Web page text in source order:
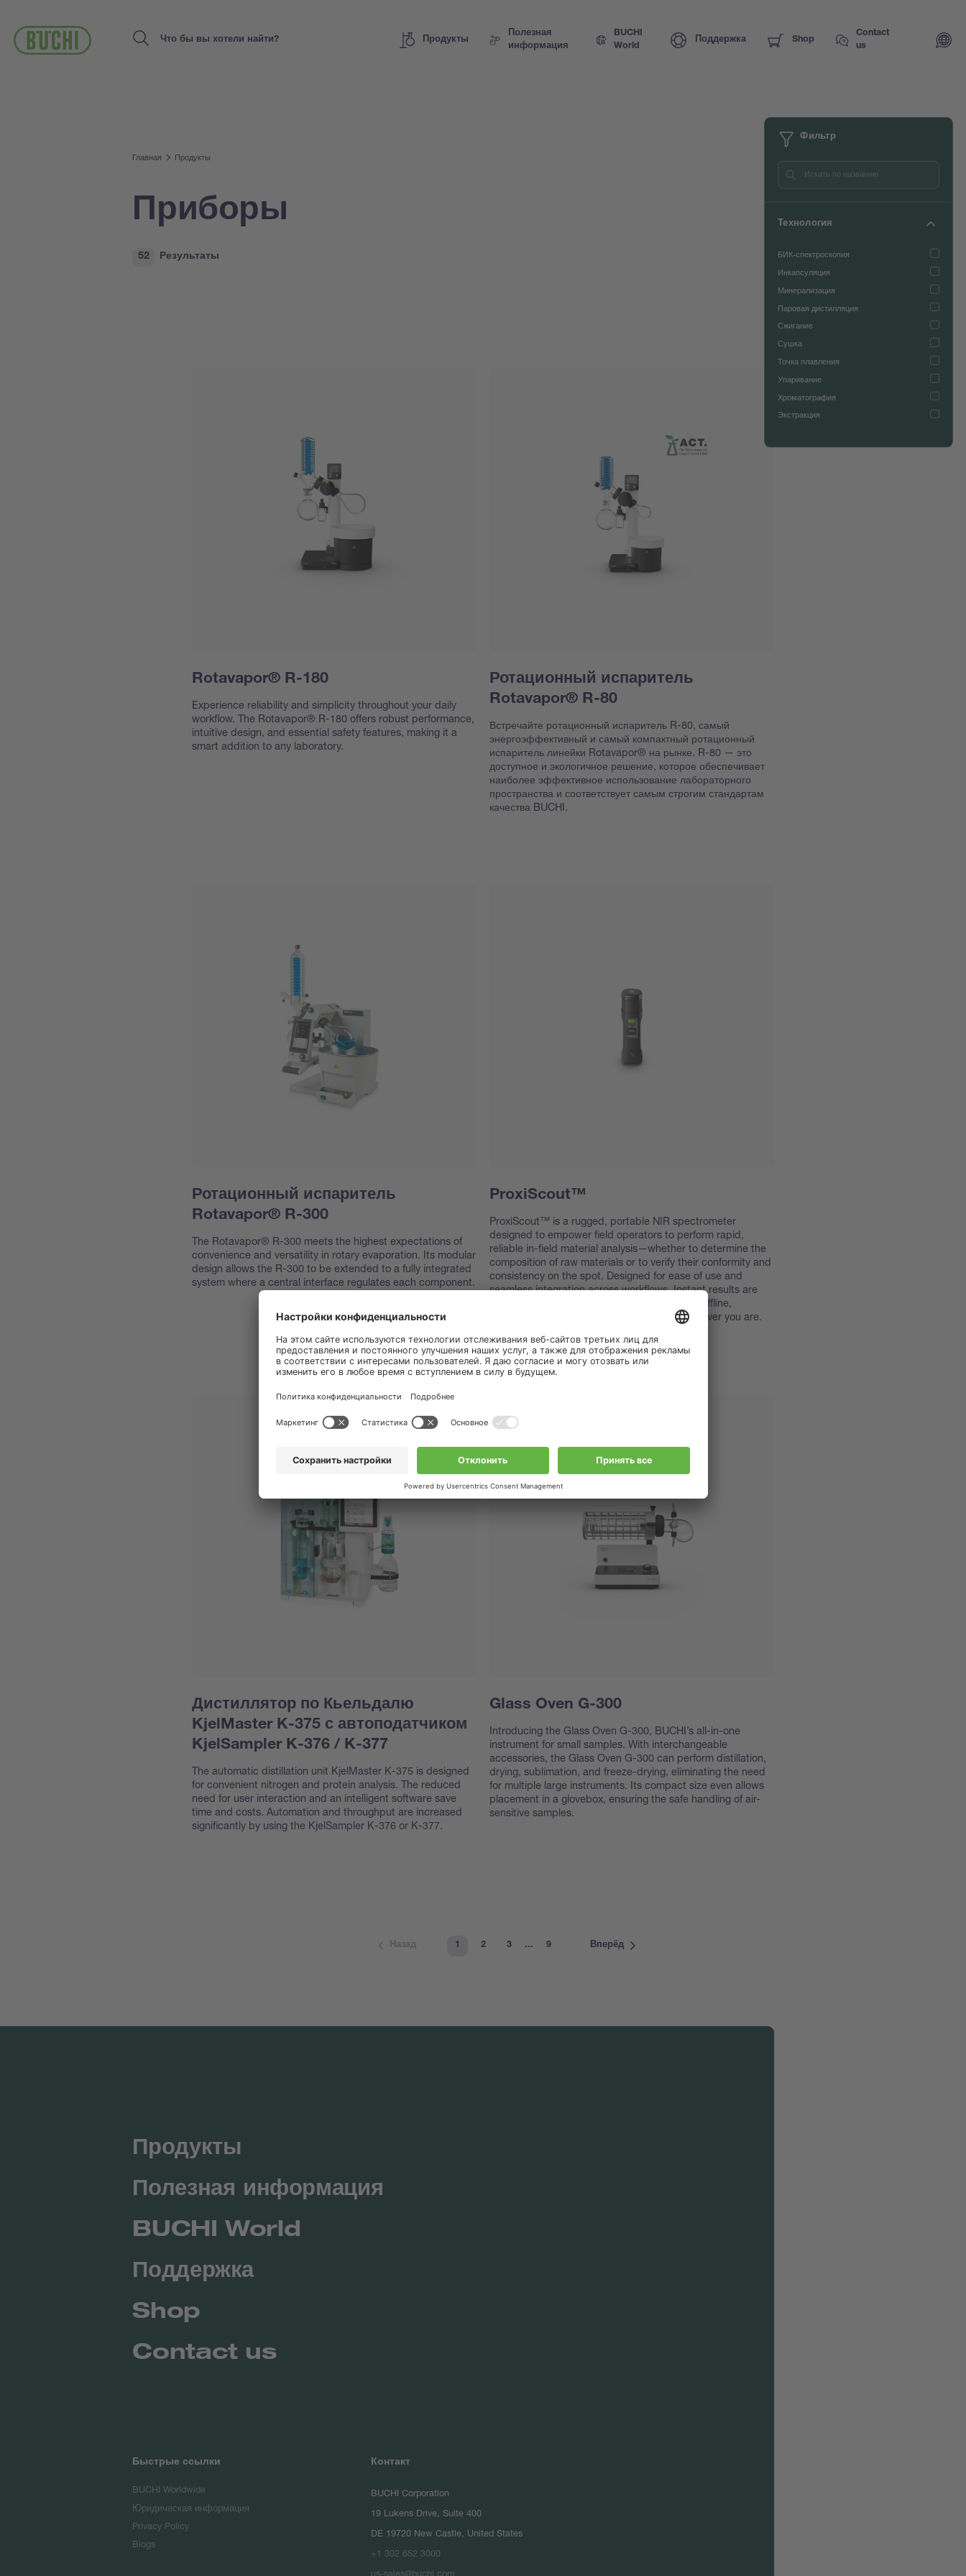
основному
содержанию
Search
Продукты
Полезная
информация
BUCHI
World
Поддержка Shop
Contact
us
Фильтр
Технология
БИК-спектроскопия
Инкапсуляция
Минерализация
Паровая дистилляция
Сжигание
Сушка
Точка плавления
Упаривание
Хроматография
Экстракция
Главная Продукты
Приборы
Результаты
52
Rotavapor® R-180
Experience reliability and simplicity throughout your daily
workflow. The Rotavapor® R-180 offers robust performance,
intuitive design, and essential safety features, making it a
smart addition to any laboratory.
Ротационный испаритель
Rotavapor® R-80
Встречайте ротационный испаритель R-80, самый
энергоэффективный и самый компактный ротационный
испаритель линейки Rotavapor® на рынке. R-80 — это
доступное и экологичное решение, которое обеспечивает
наиболее эффективное использование лабораторного
пространства и соответствует самым строгим стандартам
качества BUCHI.
Ротационный испаритель
Rotavapor® R-300
The Rotavapor® R-300 meets the highest expectations of
convenience and versatility in rotary evaporation. Its modular
design allows the R-300 to be extended to a fully integrated
system where a central interface regulates each component.
ProxiScout™
ProxiScout™ is a rugged, portable NIR spectrometer
designed to empower field operators to perform rapid,
reliable in-field material analysis—whether to determine the
composition of raw materials or to verify their conformity and
consistency on the spot. Designed for ease of use and
seamless integration across workflows, Instant results are
available through the mobile app, even when offline,
empowering you with lab-grade insights wherever you are.
Дистиллятор по Кьельдалю
KjelMaster K-375 с автоподатчиком
KjelSampler K-376 / K-377
The automatic distillation unit KjelMaster K-375 is designed
for convenient nitrogen and protein analysis. The reduced
need for user interaction and an intelligent software save
time and costs. Automation and throughput are increased
significantly by using the KjelSampler K-376 or K-377.
Glass Oven G-300
Introducing the Glass Oven G-300, BUCHI’s all-in-one
instrument for small samples. With interchangeable
accessories, the Glass Oven G-300 can perform distillation,
drying, sublimation, and freeze-drying, eliminating the need
for multiple large instruments. Its compact size even allows
placement in a glovebox, ensuring the safe handling of air-
sensitive samples.
Назад 1 2 3 ... 9 Вперёд
Продукты
Полезная информация
BUCHI World
Поддержка
Shop
Contact us
Быстрые ссылки
BUCHI Worldwide
Юридическая информация
Privacy Policy
Blogs
Контакт
BUCHI Corporation
19 Lukens Drive, Suite 400
DE 19720 New Castle, United States
+1 302 652 3000
us-sales@buchi.com